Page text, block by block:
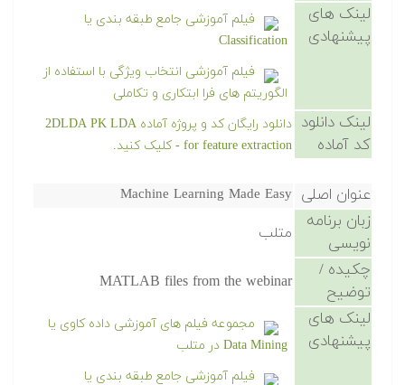
لینک های
پیشنهادی
فیلم آموزشی جامع طبقه بندی یا
Classification
فیلم آموزشی انتخاب ویژگی با استفاده از
الگوریتم های فرا ابتکاری و تکاملی
لینک دانلود
کد آماده
دانلود رایگان کد و پروژه آماده 2DLDA PK LDA
for feature extraction - کلیک کنید.
عنوان اصلی Machine Learning Made Easy
زبان برنامه
نویسی
متلب
چکیده /
توضیح
MATLAB files from the webinar
لینک های
پیشنهادی
مجموعه فیلم های آموزشی داده کاوی یا
Data Mining در متلب
فیلم آموزشی جامع طبقه بندی یا